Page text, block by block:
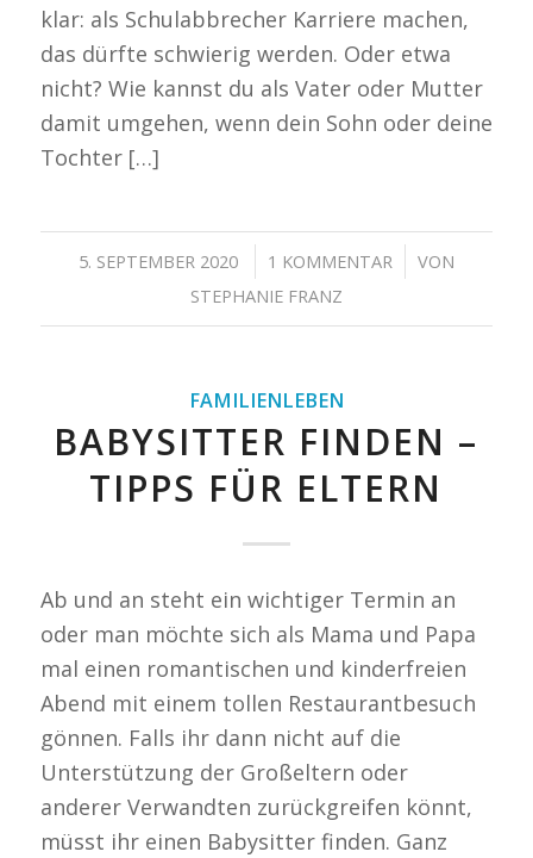
klar: als Schulabbrecher Karriere machen,
das dürfte schwierig werden. Oder etwa
nicht? Wie kannst du als Vater oder Mutter
damit umgehen, wenn dein Sohn oder deine
Tochter […]
5. SEPTEMBER 2020
/ 1 KOMMENTAR
/
VON
STEPHANIE FRANZ
FAMILIENLEBEN
BABYSITTER FINDEN –
TIPPS FÜR ELTERN
Ab und an steht ein wichtiger Termin an
oder man möchte sich als Mama und Papa
mal einen romantischen und kinderfreien
Abend mit einem tollen Restaurantbesuch
gönnen. Falls ihr dann nicht auf die
Unterstützung der Großeltern oder
anderer Verwandten zurückgreifen könnt,
müsst ihr einen Babysitter finden. Ganz